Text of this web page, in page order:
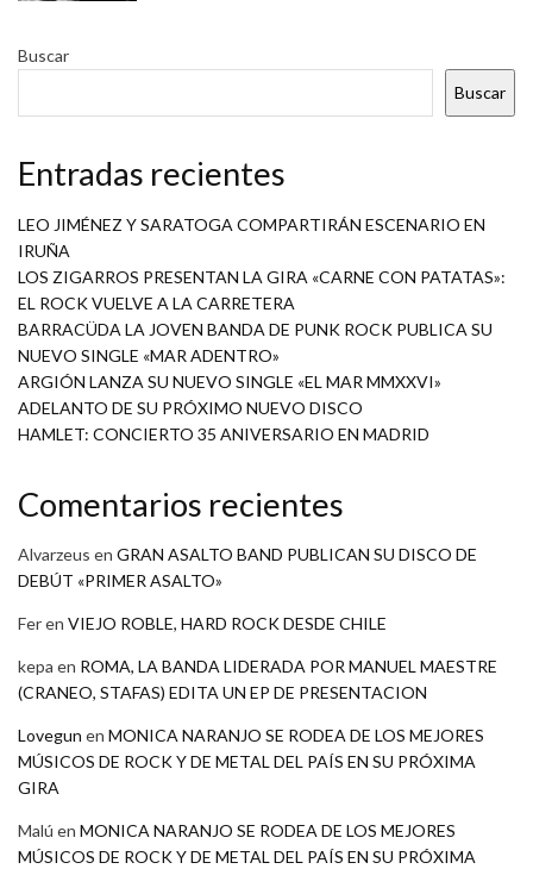
Buscar
Buscar
Entradas recientes
LEO JIMÉNEZ Y SARATOGA COMPARTIRÁN ESCENARIO EN
IRUÑA
LOS ZIGARROS PRESENTAN LA GIRA «CARNE CON PATATAS»:
EL ROCK VUELVE A LA CARRETERA
BARRACÜDA LA JOVEN BANDA DE PUNK ROCK PUBLICA SU
NUEVO SINGLE «MAR ADENTRO»
ARGIÓN LANZA SU NUEVO SINGLE «EL MAR MMXXVI»
ADELANTO DE SU PRÓXIMO NUEVO DISCO
HAMLET: CONCIERTO 35 ANIVERSARIO EN MADRID
Comentarios recientes
Alvarzeus en GRAN ASALTO BAND PUBLICAN SU DISCO DE
DEBÚT «PRIMER ASALTO»
Feren VIEJO ROBLE, HARD ROCK DESDE CHILE
kepa en ROMA, LA BANDA LIDERADA POR MANUEL MAESTRE
(CRANEO, STAFAS) EDITA UN EP DE PRESENTACION
Lovegun en MONICA NARANJO SE RODEA DE LOS MEJORES
MÚSICOS DE ROCK Y DE METAL DEL PAÍS EN SU PRÓXIMA
GIRA
Malú en MONICA NARANJO SE RODEA DE LOS MEJORES
MÚSICOS DE ROCK Y DE METAL DEL PAÍS EN SU PRÓXIMA